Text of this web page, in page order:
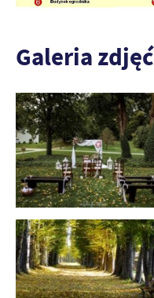
Galeria zdjęć